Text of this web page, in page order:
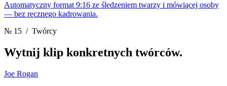
Automatyczny format 9:16 ze śledzeniem twarzy i mówiącej osoby
— bez ręcznego kadrowania.
№ 15 / Twórcy
Wytnij klip konkretnych twórców.
Joe Rogan